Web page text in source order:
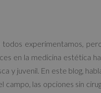
todos experimentamos,
en la medicina estética
y juvenil. En este blog,
las opciones sin